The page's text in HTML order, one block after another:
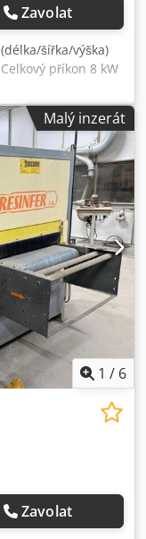
Zavolat
šířka/výška)
příkon 8 kW
- Pracovní šířka
- Pracovní délka
kartáče 1500
2 ks. (kov +
+ plynulé nastavení
výška 940
2 x 120 mm -
400V / 50Hz -
V=1650 mm -
Malý inzerát
1 / 6
Zavolat